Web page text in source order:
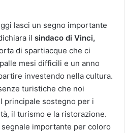
lasci un segno importante
il sindaco di Vinci,
di spartiacque che ci
mesi difficili e un anno
investendo nella cultura.
turistiche che noi
principale sostegno per i
il turismo e la ristorazione.
importante per coloro